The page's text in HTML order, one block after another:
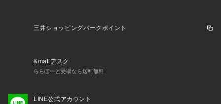
お洗濯の際は表記に従って、ソフトなお取扱いをお願いしま
異なります。
画像の見え方と異なる場合がありますのでご了承ください。
三井ショッピングパークポイント
&mallデスク
ららぽーと受取なら送料無料
LINE公式アカウント